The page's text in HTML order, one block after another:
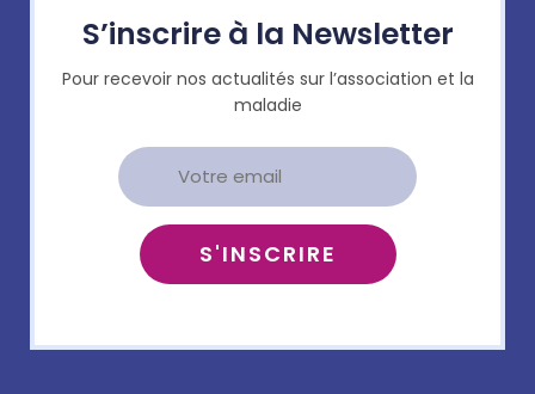
S’inscrire à la Newsletter
Pour recevoir nos actualités sur l’association et la
maladie